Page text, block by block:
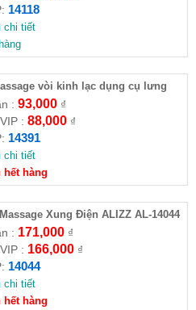
14118
tiết
vòi kinh lạc dụng cụ lưng
ALIZZ AL-14391
: 93,000₫
: 88,000₫
14391
tiết
hàng
Xung Điện ALIZZ AL-14044
Bàn Chân Thông Minh
: 171,000₫
: 166,000₫
14044
tiết
hàng